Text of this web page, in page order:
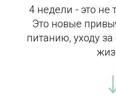
4 недели - это не
Это новые
питанию, уходу